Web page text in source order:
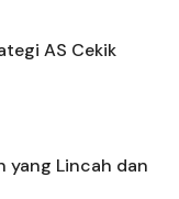
AS Cekik
yang Lincah dan